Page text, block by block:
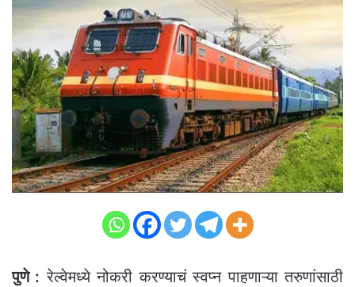
पुणे : रेल्वेमध्ये नोकरी करण्याचं स्वप्न पाहणाऱ्या तरुणांसाठी